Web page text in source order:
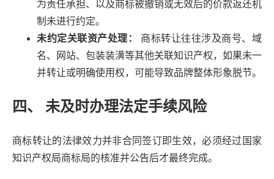
为责任承担、以及商标被撤销或无效后的价款返还机
制未进行约定。
未约定关联资产处理：
商标转让往往涉及商号、域
名、网站、包装装潢等其他关联知识产权，如果未一
并转让或明确使用权，可能导致品牌整体形象脱节。
四、 未及时办理法定手续风险
商标转让的法律效力并非合同签订即生效，必须经过国家
知识产权局商标局的核准并公告后才最终完成。